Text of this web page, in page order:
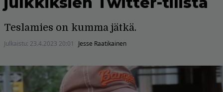
Teslamies on kumma jätkä.
Julkaistu: 23.4.2023 20:01 Jesse Raatikainen